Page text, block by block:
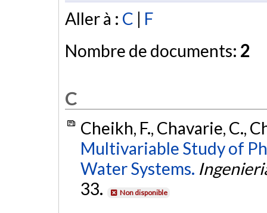
Aller à : C | F
Nombre de documents: 2
C
Cheikh, F., Chavarie, C.,
Multivariable Study of
Water Systems.
33.
Non disponible